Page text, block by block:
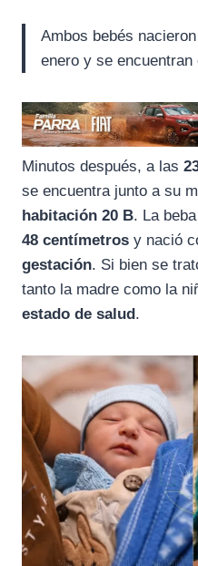
Ambos bebés
enero y se
Minutos después, a las
se encuentra junto a su
habitación 20 B. La
48 centímetros y nació
gestación. Si bien se
tanto la madre como la
estado de salud.